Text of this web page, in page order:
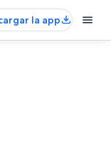
la app